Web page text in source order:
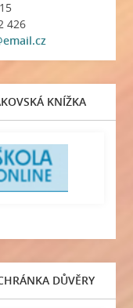
426
KNÍŽKA
DŮVĚRY